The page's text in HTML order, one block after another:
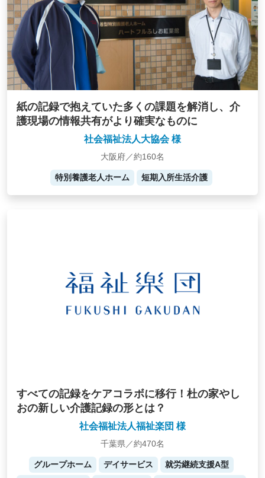
紙の記録で抱えていた多くの課題を解消し、介
護現場の情報共有がより確実なものに
社会福祉法人大協会 様
大阪府／約160名
特別養護老人ホーム 短期入所生活介護
すべての記録をケアコラボに移行！杜の家やし
おの新しい介護記録の形とは？
社会福祉法人福祉楽団 様
千葉県／約470名
グループホーム デイサービス
就労継続支援A型